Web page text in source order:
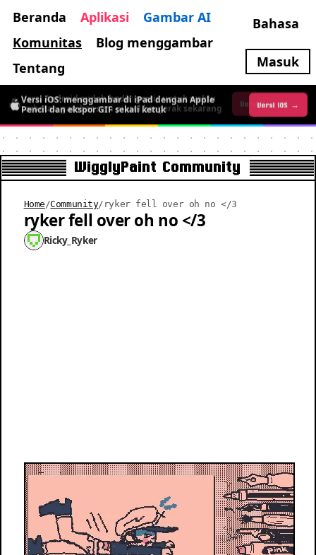
Beranda Aplikasi
Gambar AI
Komunitas
Blog menggambar
Tentang
Bahasa
Masuk
Versi Android sudah hadir: gratis untuk waktu
terbatas, gambar seni piksel bergerak sekarang
Versi Android →
Versi iOS: menggambar di iPad dengan Apple
Pencil dan ekspor GIF sekali ketuk
Versi iOS →
WigglyPaint Community
Home /Community/ ryker fell over oh no </3
ryker fell over oh no </3
Ricky_Ryker